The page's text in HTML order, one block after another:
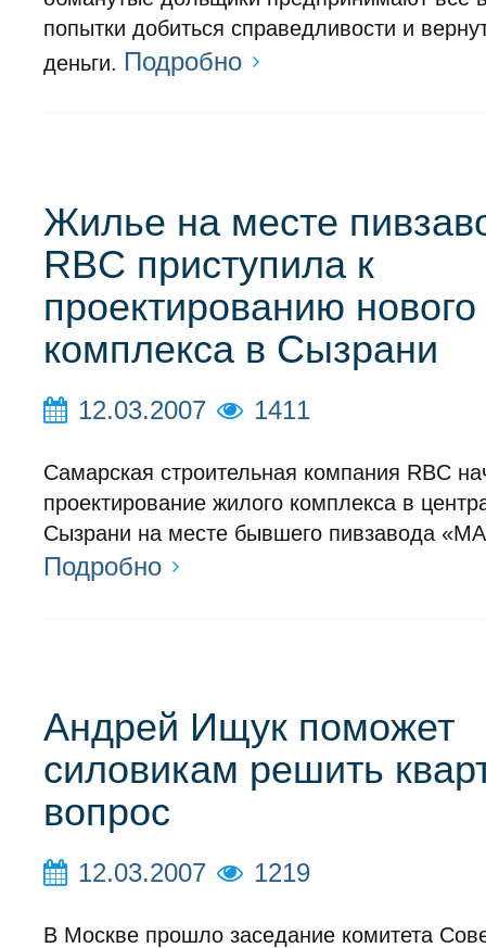
попытки добиться справедливости и
деньги. Подробно
Жилье на месте
RBC приступила к
проектированию
комплекса в Сызрани
12.03.2007 1411
Самарская строительная компания RBC
проектирование жилого комплекса в
Сызрани на месте бывшего пивзавода
Подробно
Андрей Ищук поможет
силовикам решить
вопрос
12.03.2007 1219
В Москве прошло заседание комитета